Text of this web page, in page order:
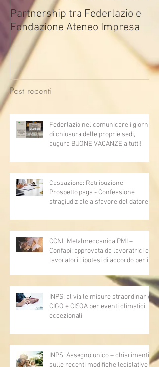
Partnership tra Federlazio e
Fondazione Ateneo Impresa
Post recenti
Federlazio nel comunicare i giorni
di chiusura delle proprie sedi,
augura BUONE VACANZE a tutti!
Cassazione: Retribuzione -
Prospetto paga - Confessione
stragiudiziale a sfavore del datore di
articoli 1362, 2697, 2730, 2732, 2734
e 2735)
CCNL Metalmeccanica PMI –
Confapi: approvata da lavoratrici e
lavoratori l’ipotesi di accordo per il
INPS: al via le misure straordinarie
CIGO e CISOA per eventi climatici
eccezionali
INPS: Assegno unico – chiarimenti
sulle recenti modifiche legislative